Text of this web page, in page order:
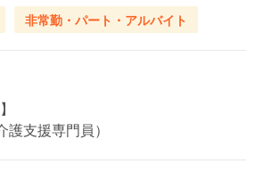
非常勤・パート・アルバイト
支援専門員）